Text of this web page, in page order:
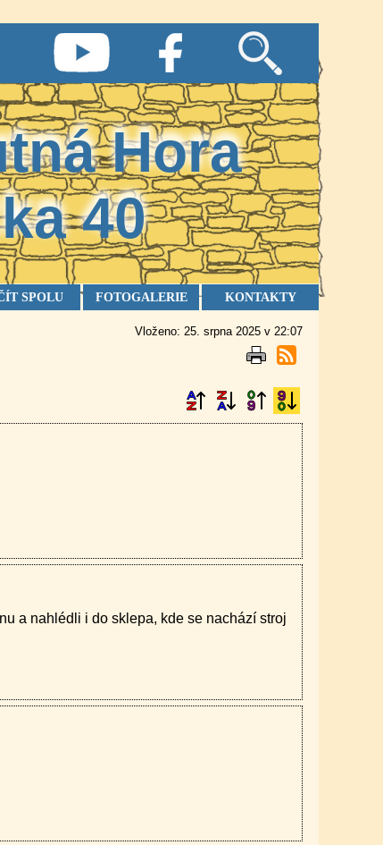
Hora
40
SPOLU FOTOGALERIE KONTAKTY
Vloženo: 25. srpna 2025 v 22:07
a nahlédli i do sklepa, kde se nachází stroj